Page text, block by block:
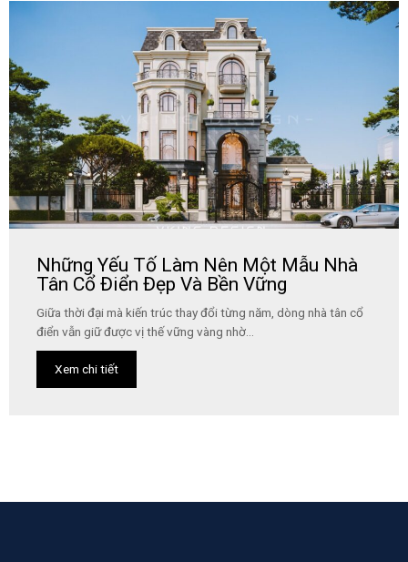
Những Yếu Tố Làm Nên Một Mẫu Nhà
Tân Cổ Điển Đẹp Và Bền Vững
Giữa thời đại mà kiến trúc thay đổi từng năm, dòng nhà tân cổ
điển vẫn giữ được vị thế vững vàng nhờ...
Xem chi tiết